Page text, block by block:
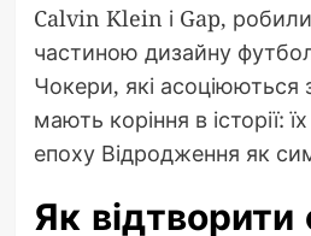
Calvin Klein і Gap, робили
частиною дизайну
Чокери, які асоціюються
мають коріння в історії:
епоху Відродження як
Як